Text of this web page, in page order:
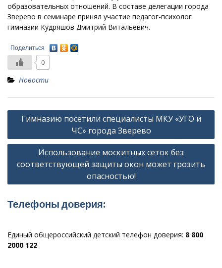
образовательных отношений. В составе делегации города
Зверево в семинаре принял участие педагог-психолог
гимназии Кудряшов Дмитрий Витальевич.
Поделиться
0
Новости
Навигация
записям
Гимназию посетили специалисты МКУ «УГО и
ЧС» города Зверево
Использование москитных сеток без
соответствующей защиты окон может грозить
опасностью!
Телефоны доверия:
Единый общероссийский детский телефон доверия: 8 800
2000 122